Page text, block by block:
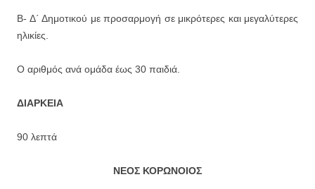
Β- Δ΄ Δημοτικού με προσαρμογή σε μικρότερες και μεγαλύτερες
ηλικίες.
Ο αριθμός ανά ομάδα έως 30 παιδιά.
ΔΙΑΡΚΕΙΑ
90 λεπτά
ΝΕΟΣ ΚΟΡΩΝΟΙΟΣ